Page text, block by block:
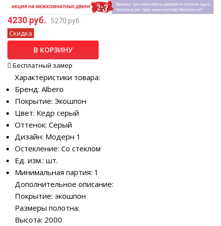
4230 руб. 5270 руб.
Скидка
В КОРЗИНУ
Бесплатный замер
Характеристики товара:
Бренд: Albero
Покрытие: Экошпон
Цвет: Кедр серый
Оттенок: Серый
Дизайн: Модерн 1
Остекление: Со стеклом
Ед. изм.: шт.
Минимальная партия: 1
Дополнительное описание:
Покрытие: экошпон
Размеры полотна:
Высота: 2000